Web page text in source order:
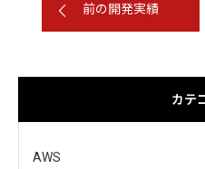
前の開発実績
カテ
AWS